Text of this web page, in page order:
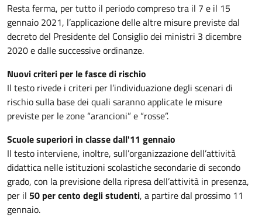
Resta ferma, per tutto il periodo compreso tra il 7 e il 15
gennaio 2021, l’applicazione delle altre misure previste dal
decreto del Presidente del Consiglio dei ministri 3 dicembre
2020 e dalle successive ordinanze.
Nuovi criteri per le fasce di rischio
Il testo rivede i criteri per l’individuazione degli scenari di
rischio sulla base dei quali saranno applicate le misure
previste per le zone “arancioni” e “rosse”.
Scuole superiori in classe dall'11 gennaio
Il testo interviene, inoltre, sull’organizzazione dell’attività
didattica nelle istituzioni scolastiche secondarie di secondo
grado, con la previsione della ripresa dell’attività in presenza,
per il 50 per cento degli studenti, a partire dal prossimo 11
gennaio.